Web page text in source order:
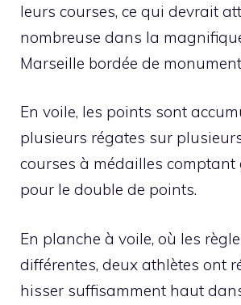
leurs courses, ce qui devrait
nombreuse dans la
Marseille bordée de
En voile, les points sont
plusieurs régates sur
courses à médailles comptant
pour le double de points.
En planche à voile, où les
différentes, deux athlètes ont
hisser suffisamment haut